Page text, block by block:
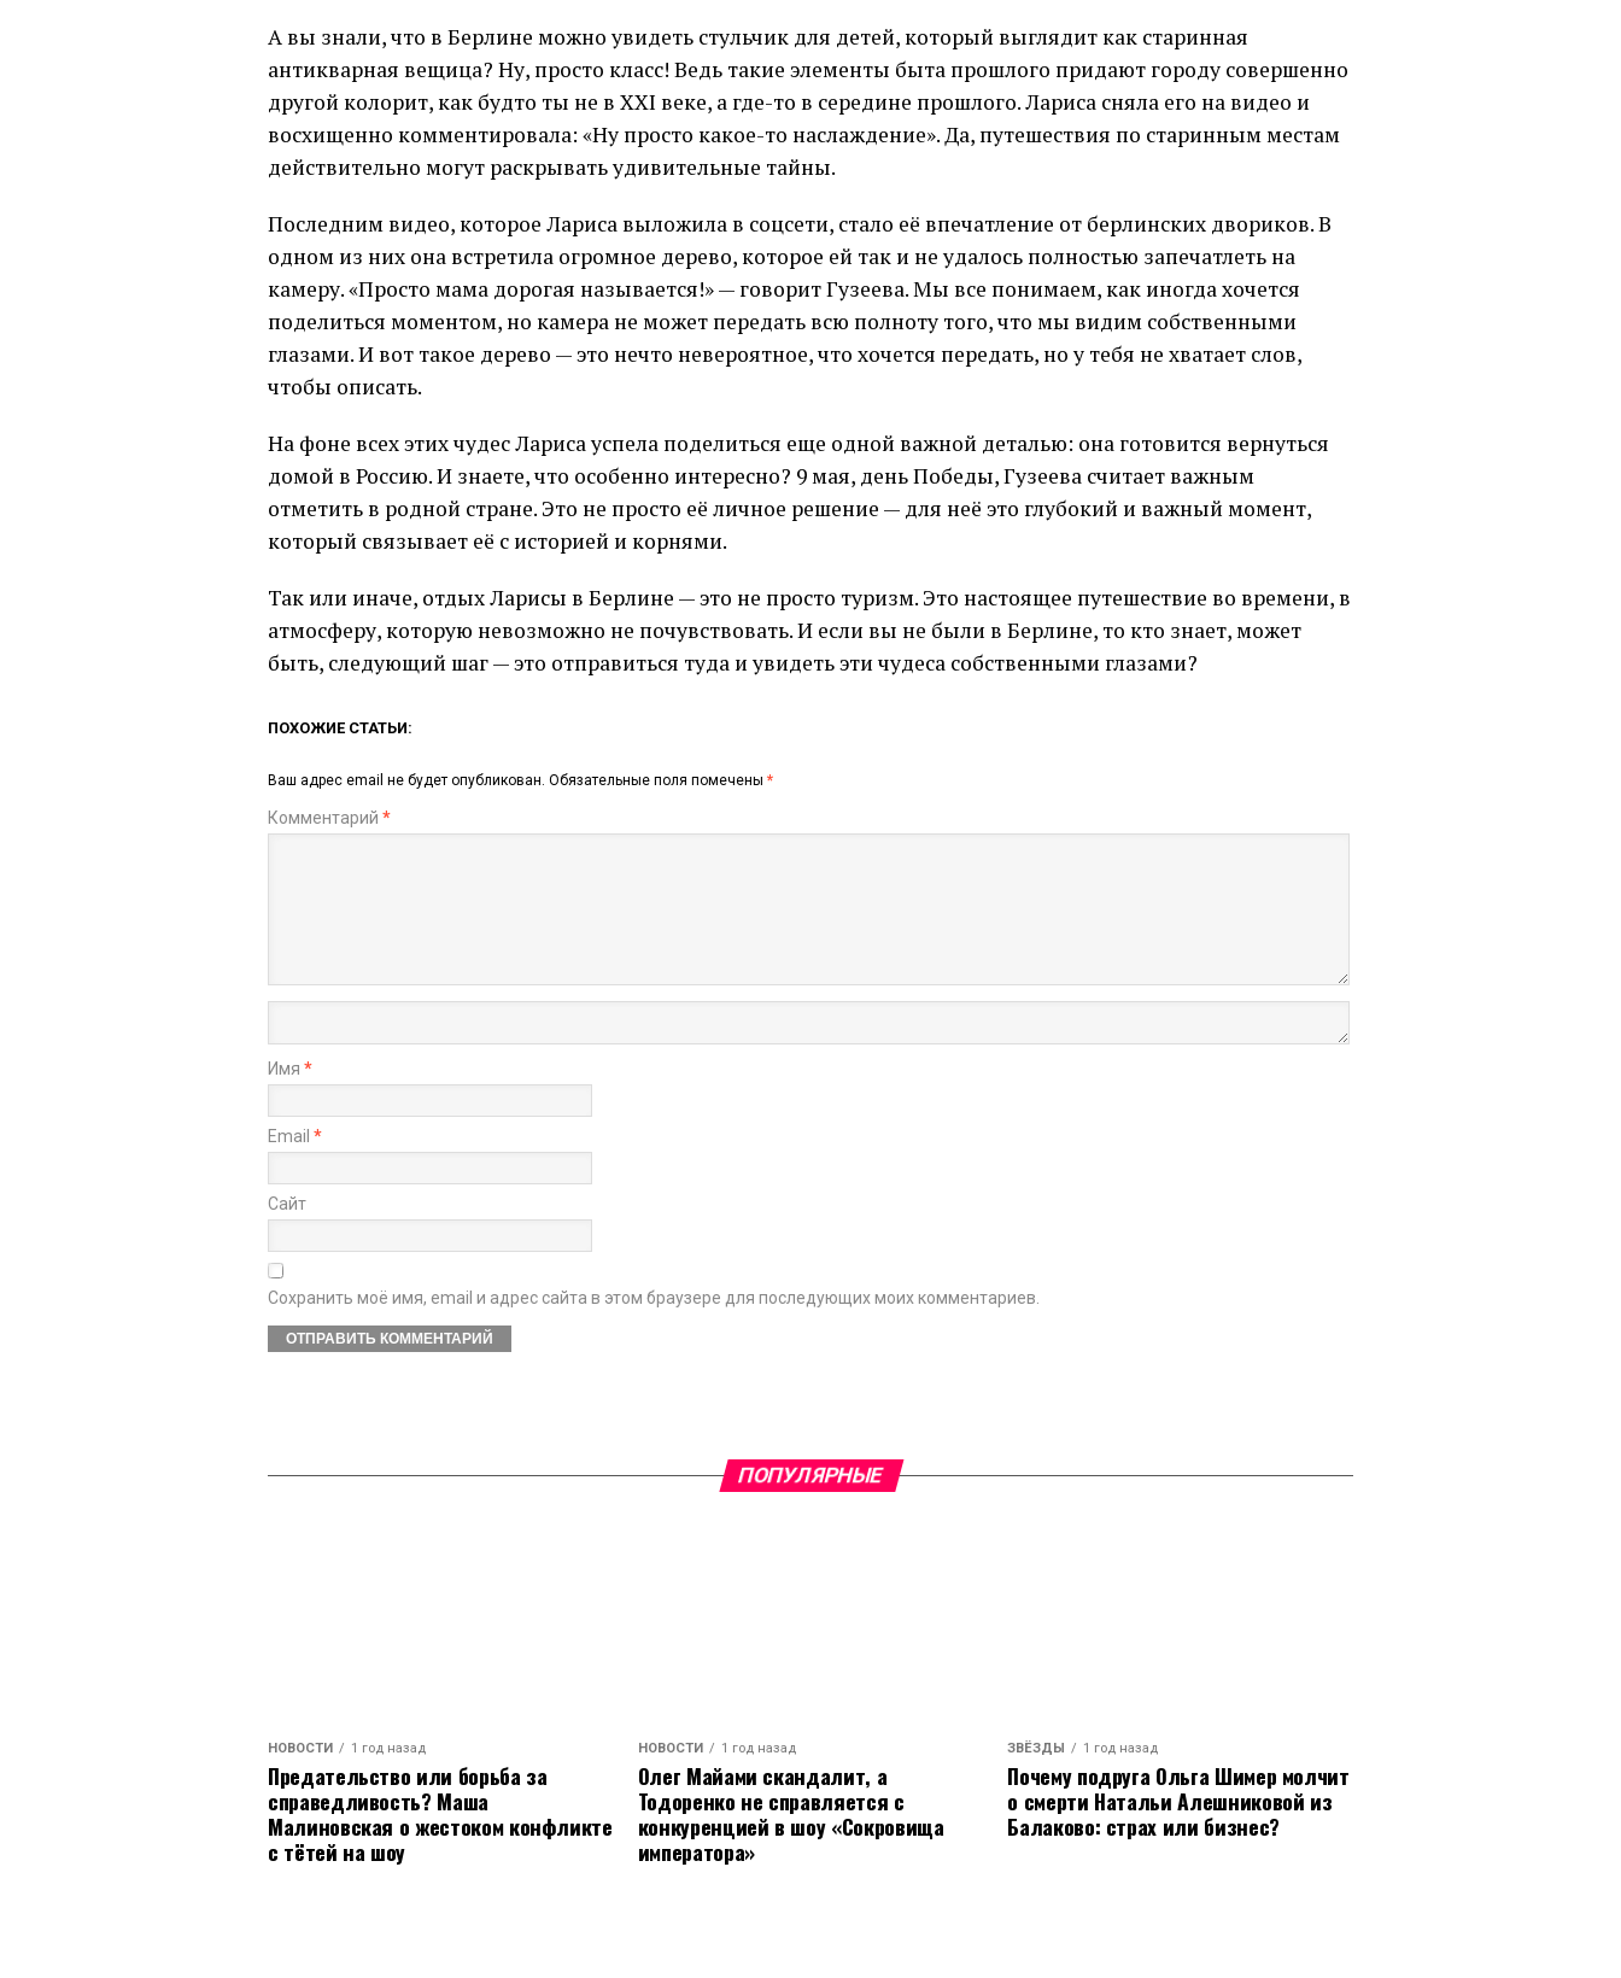
А вы знали, что в Берлине можно увидеть стульчик для детей, который выглядит как старинная
антикварная вещица? Ну, просто класс! Ведь такие элементы быта прошлого придают городу совершенно
другой колорит, как будто ты не в XXI веке, а где-то в середине прошлого. Лариса сняла его на видео и
восхищенно комментировала: «Ну просто какое-то наслаждение». Да, путешествия по старинным местам
действительно могут раскрывать удивительные тайны.
Последним видео, которое Лариса выложила в соцсети, стало её впечатление от берлинских двориков. В
одном из них она встретила огромное дерево, которое ей так и не удалось полностью запечатлеть на
камеру. «Просто мама дорогая называется!» — говорит Гузеева. Мы все понимаем, как иногда хочется
поделиться моментом, но камера не может передать всю полноту того, что мы видим собственными
глазами. И вот такое дерево — это нечто невероятное, что хочется передать, но у тебя не хватает слов,
чтобы описать.
На фоне всех этих чудес Лариса успела поделиться еще одной важной деталью: она готовится вернуться
домой в Россию. И знаете, что особенно интересно? 9 мая, день Победы, Гузеева считает важным
отметить в родной стране. Это не просто её личное решение — для неё это глубокий и важный момент,
который связывает её с историей и корнями.
Так или иначе, отдых Ларисы в Берлине — это не просто туризм. Это настоящее путешествие во времени, в
атмосферу, которую невозможно не почувствовать. И если вы не были в Берлине, то кто знает, может
быть, следующий шаг — это отправиться туда и увидеть эти чудеса собственными глазами?
ПОХОЖИЕ СТАТЬИ:
Ваш адрес email не будет опубликован. Обязательные поля помечены *
Комментарий *
Имя *
Email *
Сайт
Сохранить моё имя, email и адрес сайта в этом браузере для последующих моих комментариев.
ПОПУЛЯРНЫЕ
НОВОСТИ 1 год назад
Предательство или борьба за
справедливость? Маша
Малиновская о жестоком конфликте
с тётей на шоу
НОВОСТИ 1 год назад
Олег Майами скандалит, а
Тодоренко не справляется с
конкуренцией в шоу «Сокровища
императора»
ЗВЁЗДЫ 1 год назад
Почему подруга Ольга Шимер молчит
о смерти Натальи Алешниковой из
Балаково: страх или бизнес?